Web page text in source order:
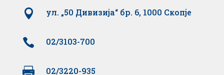
 ул. „50 Дивизија“ бр. 6, 1000 Скопје
 02/3103-700
 02/3220-935